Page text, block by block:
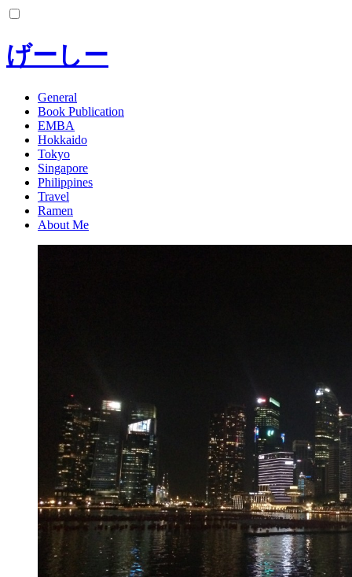
コ
テ
ン
げーしー
General
Book Publication
EMBA
Hokkaido
Tokyo
Singapore
Philippines
Travel
Ramen
About Me